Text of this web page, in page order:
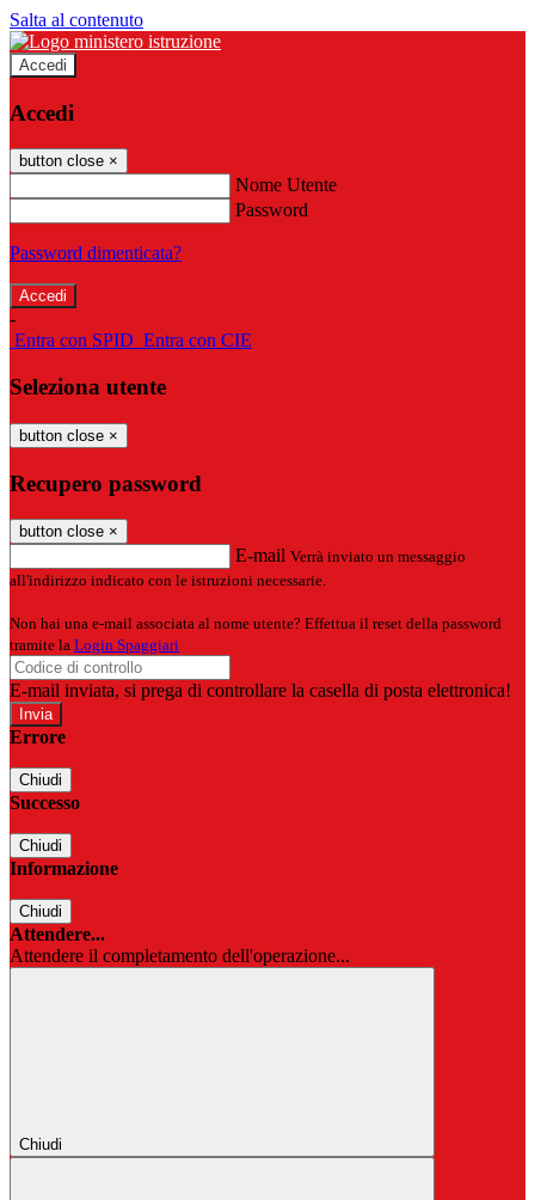
Salta al contenuto
Accedi
Accedi
button close ×
Nome Utente
Password
Password dimenticata?
-
Entra con SPID Entra con CIE
Seleziona utente
button close ×
Recupero password
button close ×
E-mail Verrà inviato un messaggio
all'indirizzo indicato con le istruzioni necessarie.
Non hai una e-mail associata al nome utente? Effettua il reset della password
tramite la Login Spaggiari
E-mail inviata, si prega di controllare la casella di posta elettronica!
Errore
Chiudi
Successo
Chiudi
Informazione
Chiudi
Attendere...
Attendere il completamento dell'operazione...
Chiudi